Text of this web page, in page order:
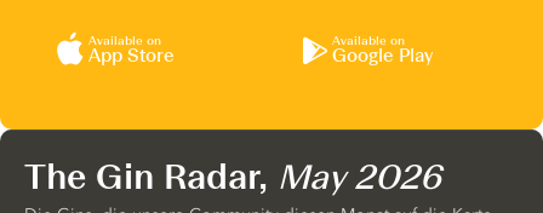
Available on
App Store
Available on
Google Play
The Gin Radar, May 2026